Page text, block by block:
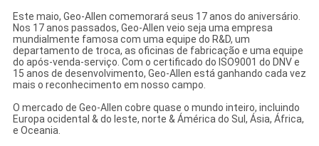
Este maio, Geo-Allen comemorará seus 17 anos do aniversário.
Nos 17 anos passados, Geo-Allen veio seja uma empresa
mundialmente famosa com uma equipe do R&D, um
departamento de troca, as oficinas de fabricação e uma equipe
do após-venda-serviço. Com o certificado do ISO9001 do DNV e
15 anos de desenvolvimento, Geo-Allen está ganhando cada vez
mais o reconhecimento em nosso campo.
O mercado de Geo-Allen cobre quase o mundo inteiro, incluindo
Europa ocidental & do leste, norte & Ámérica do Sul, Ásia, África,
e Oceania.